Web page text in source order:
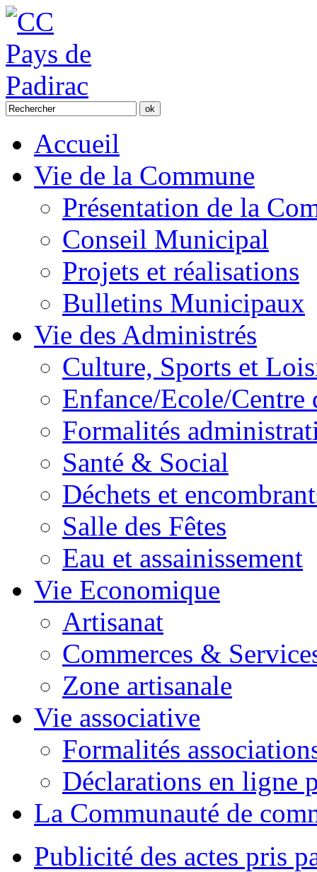
Accueil
Vie de la Commune
Présentation de la
Conseil Municipal
Projets et réalisations
Bulletins Municipaux
Vie des Administrés
Culture, Sports et
Enfance/Ecole/Centre
Formalités
Santé & Social
Déchets et
Salle des Fêtes
Eau et assainissement
Vie Economique
Artisanat
Commerces &
Zone artisanale
Vie associative
Formalités
Déclarations en ligne
La Communauté de
Publicité des actes pris